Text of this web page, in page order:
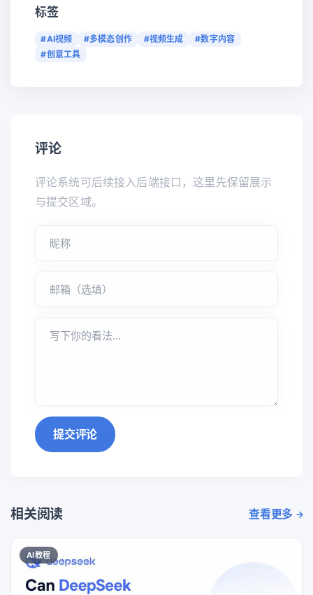
标签
#AI视频 #多模态创作 #视频生成
#数字内容
#创意工具
评论
评论系统可后续接入后端接口，这里先保留展示
与提交区域。
提交评论
相关阅读 查看更多
AI教程